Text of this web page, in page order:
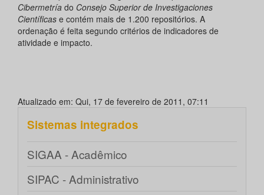
Cibermetría do Consejo Superior de Investigaciones
Científicas e contém mais de 1.200 repositórios. A
ordenação é feita segundo critérios de indicadores de
atividade e impacto.
Atualizado em: Qui, 17 de fevereiro de 2011, 07:11
Sistemas integrados
SIGAA - Acadêmico
SIPAC - Administrativo